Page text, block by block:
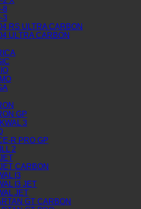
8
3
RS ULTRA CARBON
ULTRA CARBON
GP
3
R PRO GP
2
CARBON
I3
I3 JET
JET
GT CARBON